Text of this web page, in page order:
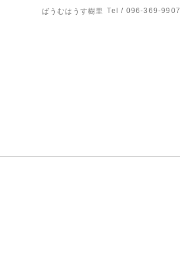
ばうむはうす樹里 Tel / 096-369-9907